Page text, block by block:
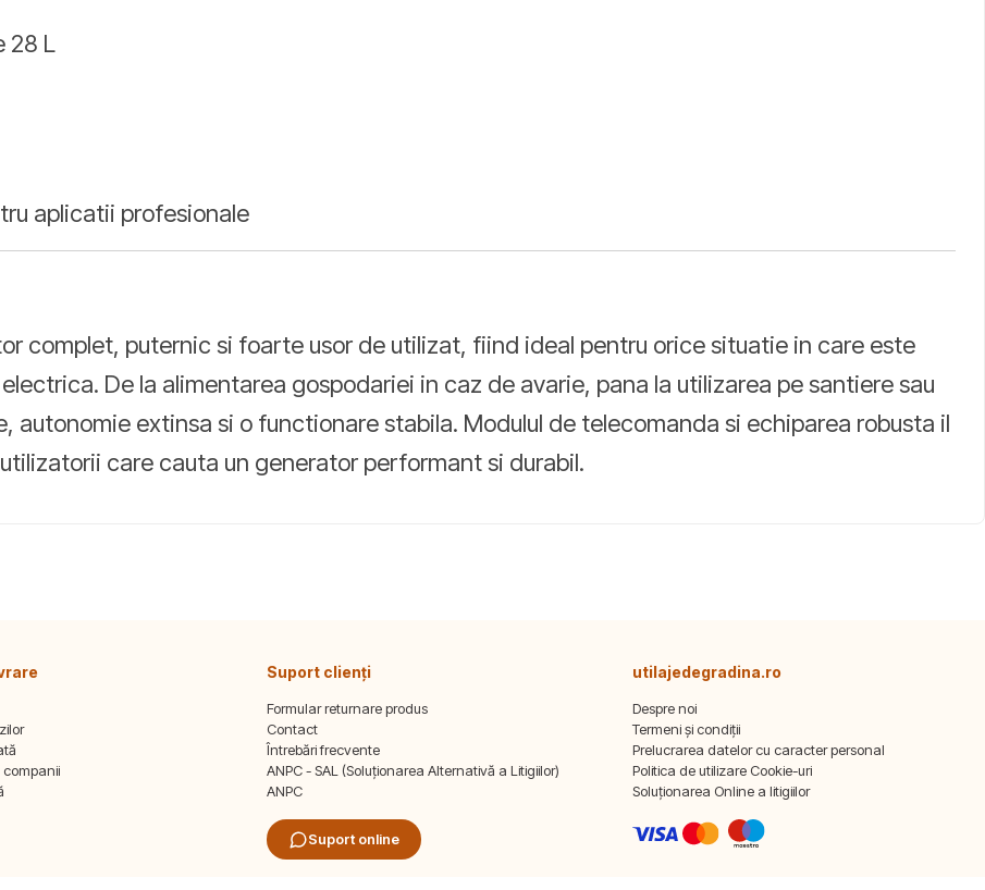
28 L
aplicatii profesionale
complet, puternic si foarte usor de utilizat, fiind ideal pentru orice situatie in care este
De la alimentarea gospodariei in caz de avarie, pana la utilizarea pe santiere sau
extinsa si o functionare stabila. Modulul de telecomanda si echiparea robusta il
care cauta un generator performant si durabil.
companii
Suport clienți
Formular returnare produs
Contact
Întrebări frecvente
ANPC - SAL (Soluționarea Alternativă a Litigiilor)
ANPC
Suport online
utilajedegradina.ro
Despre noi
Termeni și condiții
Prelucrarea datelor cu caracter personal
Politica de utilizare Cookie-uri
Soluționarea Online a litigiilor